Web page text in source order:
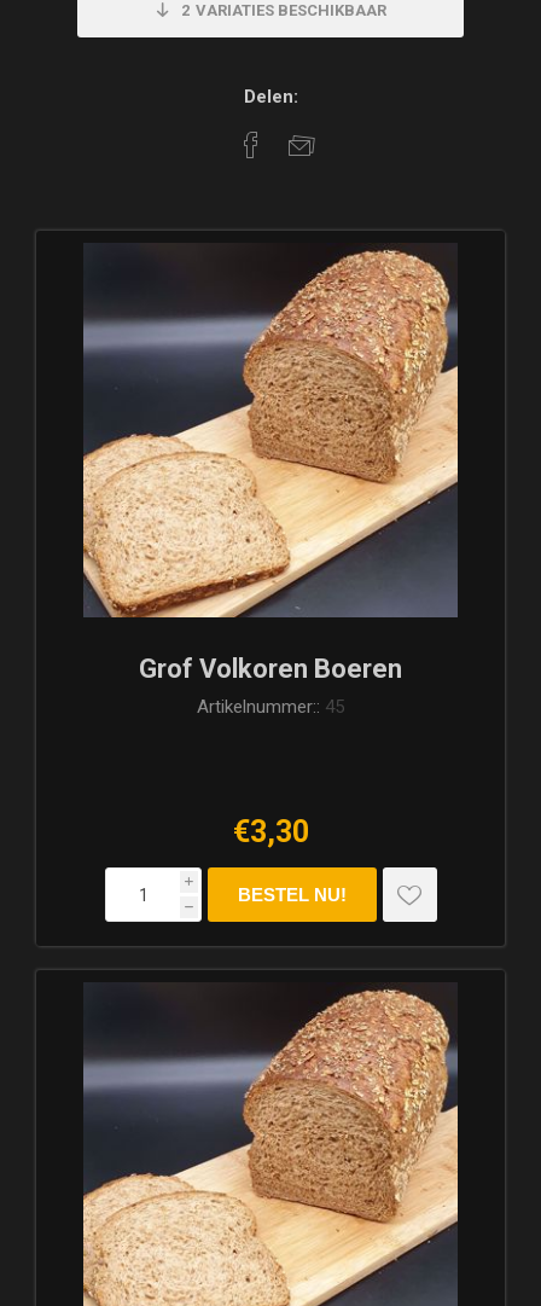
2 VARIATIES BESCHIKBAAR
Delen:
Grof Volkoren Boeren
Artikelnummer:: 45
€3,30
i
h